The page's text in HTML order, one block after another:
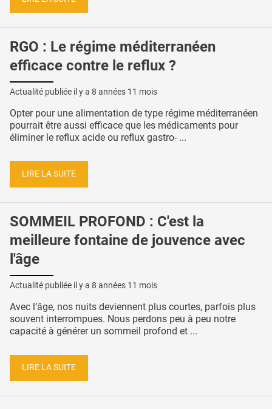
RGO : Le régime méditerranéen
efficace contre le reflux ?
Actualité publiée il y a 8 années 11 mois
Opter pour une alimentation de type régime méditerranéen
pourrait être aussi efficace que les médicaments pour
éliminer le reflux acide ou reflux gastro- ...
LIRE LA SUITE
SOMMEIL PROFOND : C'est la
meilleure fontaine de jouvence avec
l'âge
Actualité publiée il y a 8 années 11 mois
Avec l’âge, nos nuits deviennent plus courtes, parfois plus
souvent interrompues. Nous perdons peu à peu notre
capacité à générer un sommeil profond et ...
LIRE LA SUITE